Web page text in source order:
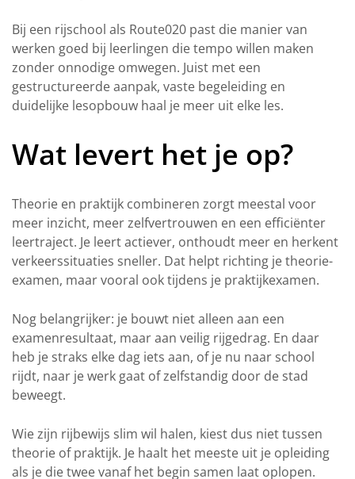
Bij een rijschool als Route020 past die manier van
werken goed bij leerlingen die tempo willen maken
zonder onnodige omwegen. Juist met een
gestructureerde aanpak, vaste begeleiding en
duidelijke lesopbouw haal je meer uit elke les.
Wat levert het je op?
Theorie en praktijk combineren zorgt meestal voor
meer inzicht, meer zelfvertrouwen en een efficiënter
leertraject. Je leert actiever, onthoudt meer en herkent
verkeerssituaties sneller. Dat helpt richting je theorie-
examen, maar vooral ook tijdens je praktijkexamen.
Nog belangrijker: je bouwt niet alleen aan een
examenresultaat, maar aan veilig rijgedrag. En daar
heb je straks elke dag iets aan, of je nu naar school
rijdt, naar je werk gaat of zelfstandig door de stad
beweegt.
Wie zijn rijbewijs slim wil halen, kiest dus niet tussen
theorie of praktijk. Je haalt het meeste uit je opleiding
als je die twee vanaf het begin samen laat oplopen.